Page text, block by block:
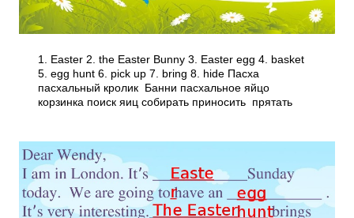
1. Easter 2. the Easter Bunny 3. Easter egg 4. basket
5. egg hunt 6. pick up 7. bring 8. hide Пасха
пасхальный кролик Банни пасхальное яйцо
корзинка поиск яиц собирать приносить прятать